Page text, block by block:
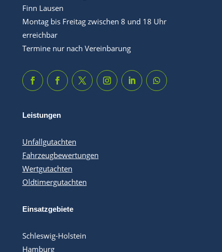
Finn Lausen
Montag bis Freitag zwischen 8 und 18 Uhr
erreichbar
Termine nur nach Vereinbarung
Leistungen
Unfallgutachten
Fahrzeugbewertungen
Wertgutachten
Oldtimergutachten
Einsatzgebiete
Schleswig-Holstein
Hamburg